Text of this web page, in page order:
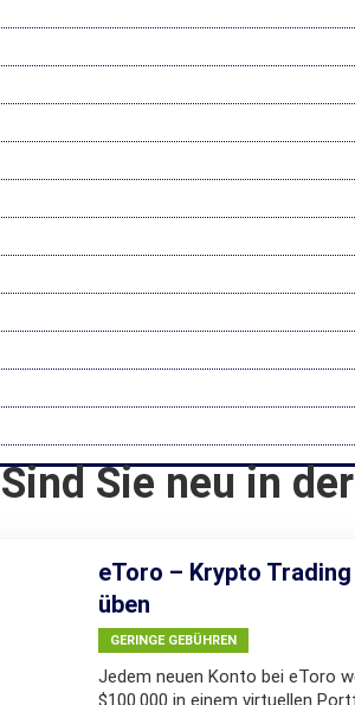
Sind Sie neu in
eToro – Krypto
üben
GERINGE GEBÜHREN
Jedem neuen Konto bei eToro
$100.000 in einem virtuellen